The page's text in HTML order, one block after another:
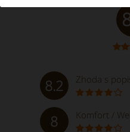
8.2 Zhoda s
8 Komfort /